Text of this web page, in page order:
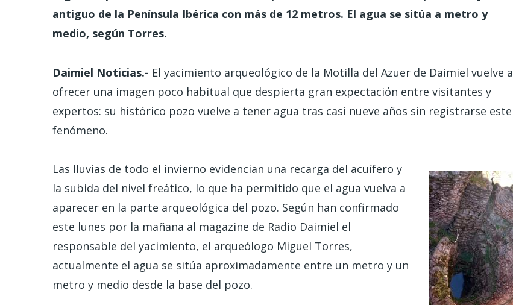
antiguo de la Península Ibérica con más de 12 metros. El agua se sitúa a metro y
medio, según Torres.
Daimiel Noticias.- El yacimiento arqueológico de la Motilla del Azuer de Daimiel vuelve a
ofrecer una imagen poco habitual que despierta gran expectación entre visitantes y
expertos: su histórico pozo vuelve a tener agua tras casi nueve años sin registrarse este
fenómeno.
Las lluvias de todo el invierno evidencian una recarga del acuífero y
la subida del nivel freático, lo que ha permitido que el agua vuelva a
aparecer en la parte arqueológica del pozo. Según han confirmado
este lunes por la mañana al magazine de Radio Daimiel el
responsable del yacimiento, el arqueólogo Miguel Torres,
actualmente el agua se sitúa aproximadamente entre un metro y un
metro y medio desde la base del pozo.